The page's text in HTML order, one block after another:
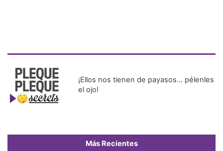
¡Ellos nos tienen de payasos… pélenles
el ojo!
Más Recientes